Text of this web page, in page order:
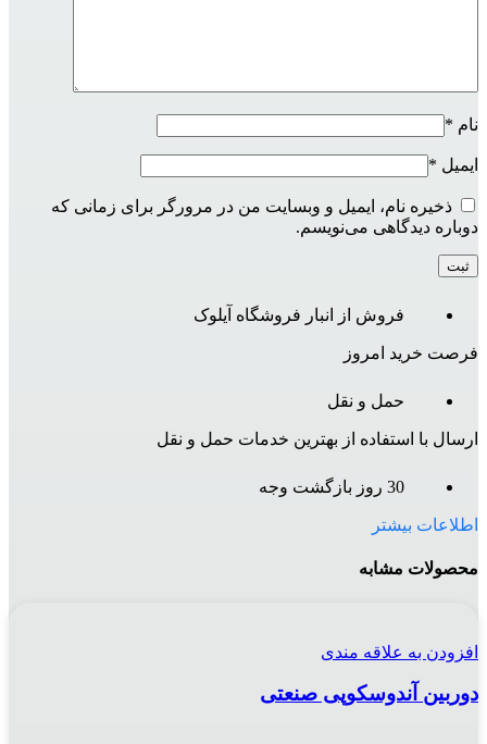
نام *
ایمیل *
ذخیره نام، ایمیل و وبسایت من در مرورگر برای زمانی که
دوباره دیدگاهی می‌نویسم.
فروش از انبار فروشگاه آیلوک
فرصت خرید امروز
حمل و نقل
ارسال با استفاده از بهترین خدمات حمل و نقل
30 روز بازگشت وجه
اطلاعات بیشتر
محصولات مشابه
افزودن به علاقه مندی
دوربین آندوسکوپی صنعتی